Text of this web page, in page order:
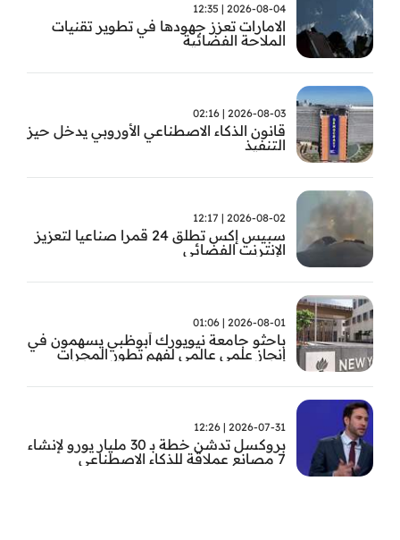
2026-08-04 | 12:35
الامارات تعزز جهودها في تطوير تقنيات
الملاحة الفضائية
2026-08-03 | 02:16
قانون الذكاء الاصطناعي الأوروبي يدخل حيز
التنفيذ
2026-08-02 | 12:17
سبيس إكس تطلق 24 قمرا صناعيا لتعزيز
الإنترنت الفضائي
2026-08-01 | 01:06
باحثو جامعة نيويورك أبوظبي يسهمون في
إنجاز علمي عالمي لفهم تطور المجرات
2026-07-31 | 12:26
بروكسل تدشن خطة بـ 30 مليار يورو لإنشاء
7 مصانع عملاقة للذكاء الاصطناعي